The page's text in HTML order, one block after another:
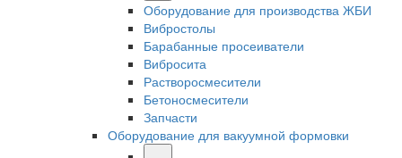
Оборудование для производства ЖБИ
Вибростолы
Барабанные просеиватели
Вибросита
Растворосмесители
Бетоносмесители
Запчасти
Оборудование для вакуумной формовки